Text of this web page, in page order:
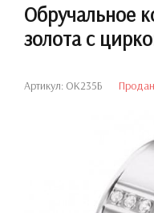
Обручальное
золота с
Артикул: ОК235Б